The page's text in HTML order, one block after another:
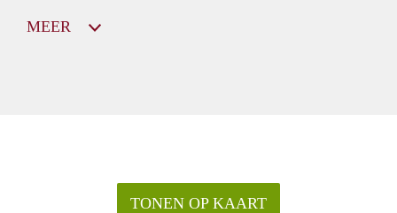
MEER
TONEN OP KAART